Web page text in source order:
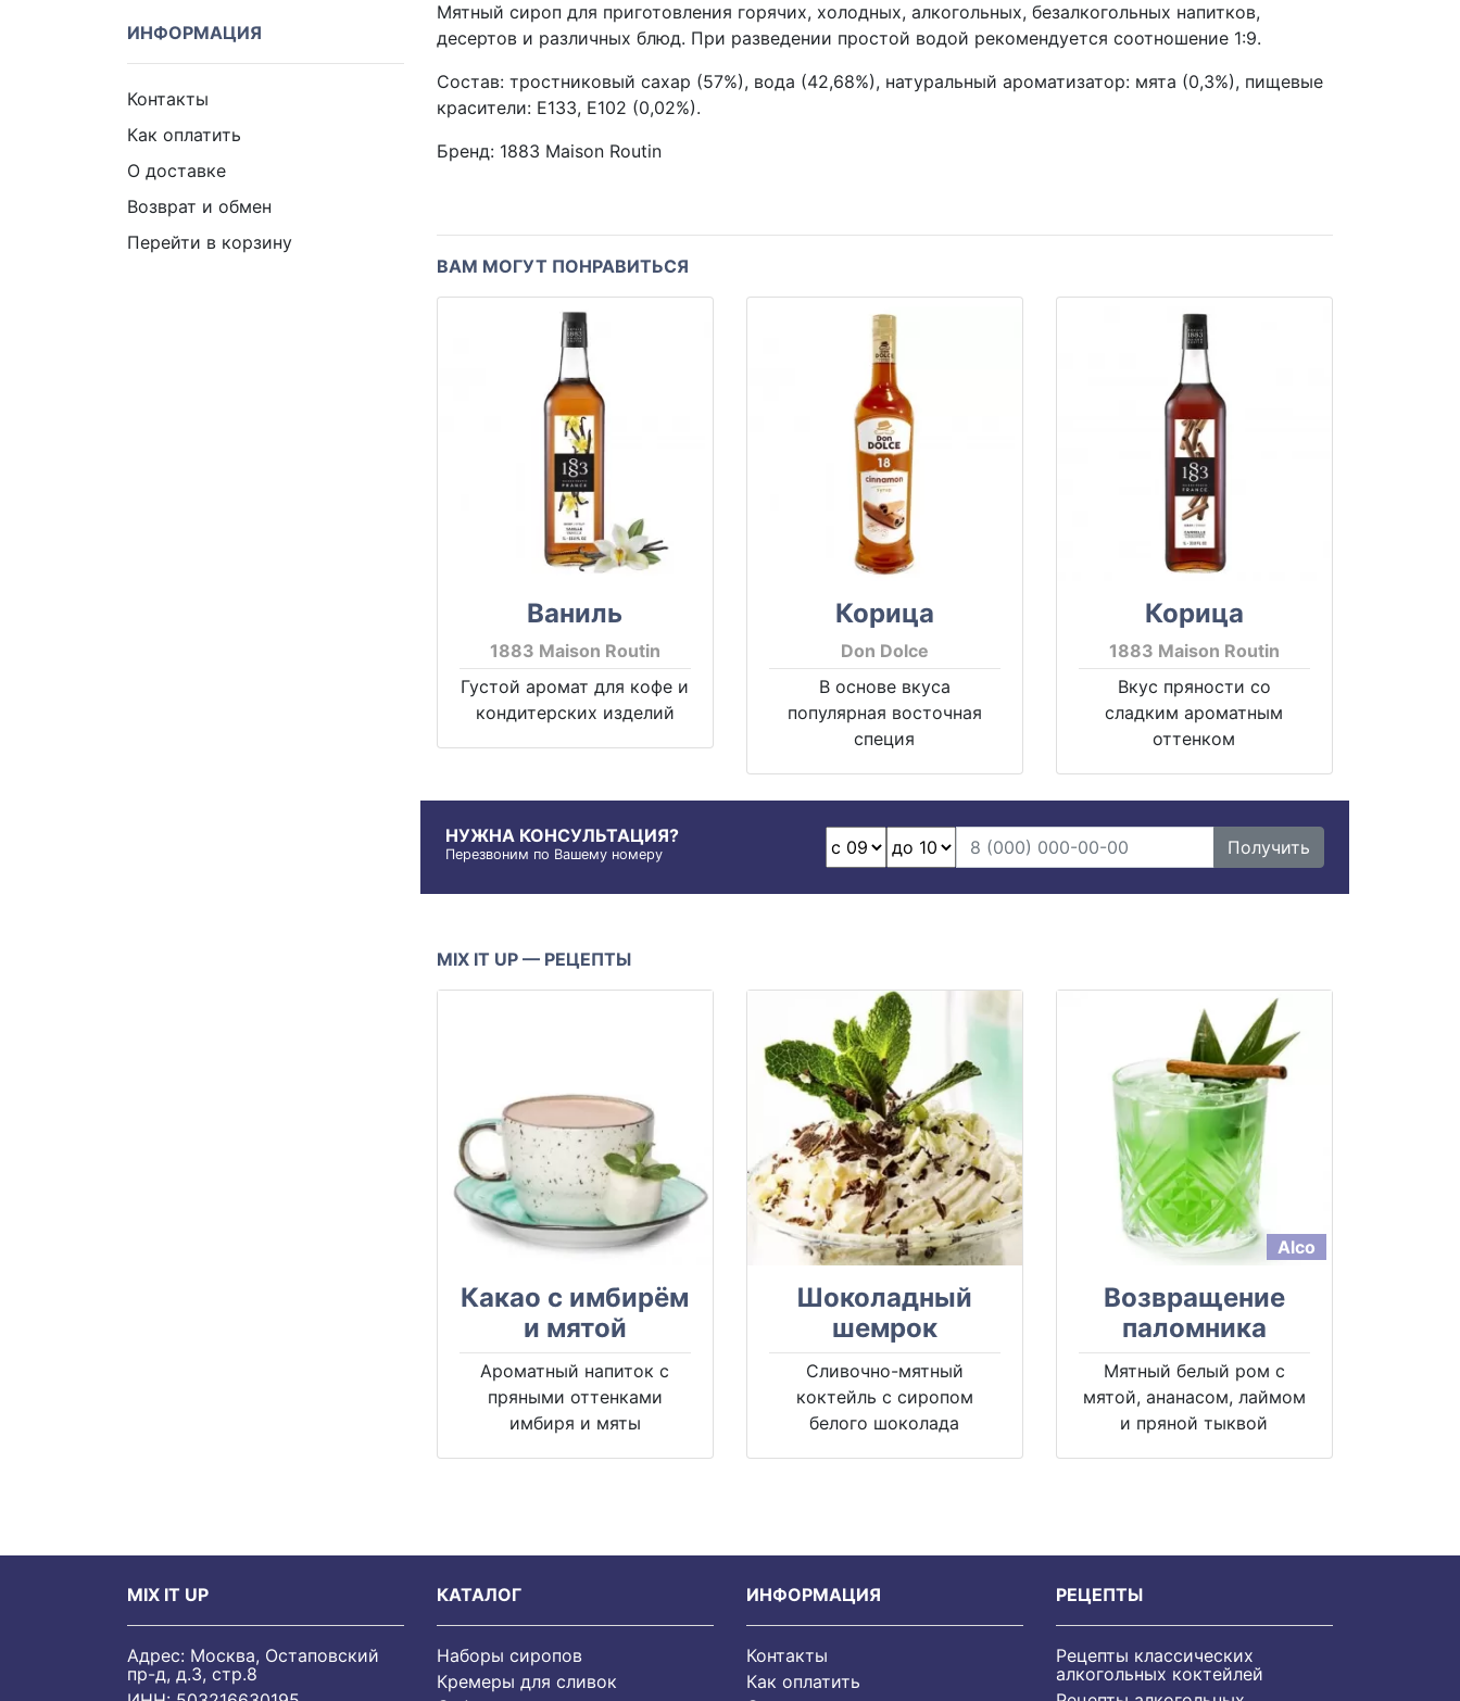
ИНФОРМАЦИЯ
Контакты
Как оплатить
О доставке
Возврат и обмен
Перейти в корзину
Мятный сироп для приготовления горячих, холодных, алкогольных, безалкогольных напитков,
десертов и различных блюд. При разведении простой водой рекомендуется соотношение 1:9.
Состав: тростниковый сахар (57%), вода (42,68%), натуральный ароматизатор: мята (0,3%), пищевые
красители: Е133, Е102 (0,02%).
Бренд: 1883 Maison Routin
ВАМ МОГУТ ПОНРАВИТЬСЯ
Ваниль
1883 Maison Routin
Густой аромат для кофе и
кондитерских изделий
Корица
Don Dolce
В основе вкуса
популярная восточная
специя
Корица
1883 Maison Routin
Вкус пряности со
сладким ароматным
оттенком
НУЖНА КОНСУЛЬТАЦИЯ?
Перезвоним по Вашему номеру Получить
MIX IT UP — РЕЦЕПТЫ
Какао с имбирём
и мятой
Ароматный напиток с
пряными оттенками
имбиря и мяты
Шоколадный
шемрок
Сливочно-мятный
коктейль с сиропом
белого шоколада
Alco
Возвращение
паломника
Мятный белый ром с
мятой, ананасом, лаймом
и пряной тыквой
MIX IT UP
Адрес: Москва, Остаповский
пр-д, д.3, стр.8
КАТАЛОГ
Наборы сиропов
Кремеры для сливок
ИНФОРМАЦИЯ
Контакты
Как оплатить
РЕЦЕПТЫ
Рецепты классических
алкогольных коктейлей